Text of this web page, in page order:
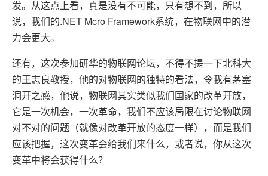
发。从这点上看，真是没有不可能，只有想不到，所以
说，我们的.NET Mcro Framework系统，在物联网中的潜
力会更大。
还有，这次参加研华的物联网论坛，不得不提一下北科大
的王志良教授，他的对物联网的独特的看法，令我有茅塞
洞开之感，他说，物联网其实类似我们国家的改革开放，
它是一次机会，一次革命，我们不应该局限在讨论物联网
对不对的问题（就像对改革开放的态度一样），而是我们
应该把握，这次变革会给我们来什么，或者说，你从这次
变革中将会获得什么？